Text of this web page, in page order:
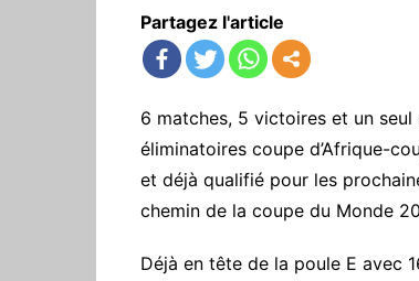
Partagez l'article
6 matches, 5 victoires et un
éliminatoires coupe d’Afrique-
et déjà qualifié pour les
chemin de la coupe du Monde
Déjà en tête de la poule E avec